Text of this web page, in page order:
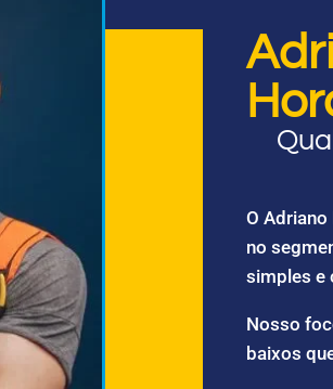
O
no
simples e
Nosso
baixos